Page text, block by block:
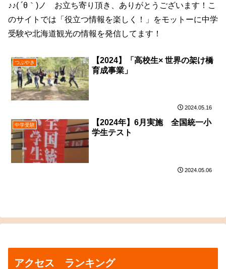
♪♪( ´θ｀)ノ お立ち寄り頂き、ありがとうございます！こ
のサイトでは「役立つ情報を楽しく！」をモットーに中学
受験や北海道観光の情報を発信してます！
つぶやき
【2024】「高校生× 世界の架け橋
育成事業」
2024.05.16
中学受験
【2024年】6月実施 全国統一小
学生テスト
2024.05.06
アクセス ランキング